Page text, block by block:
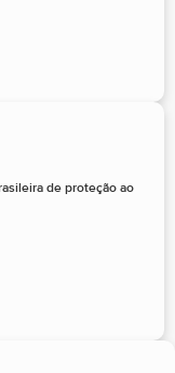
de proteção ao